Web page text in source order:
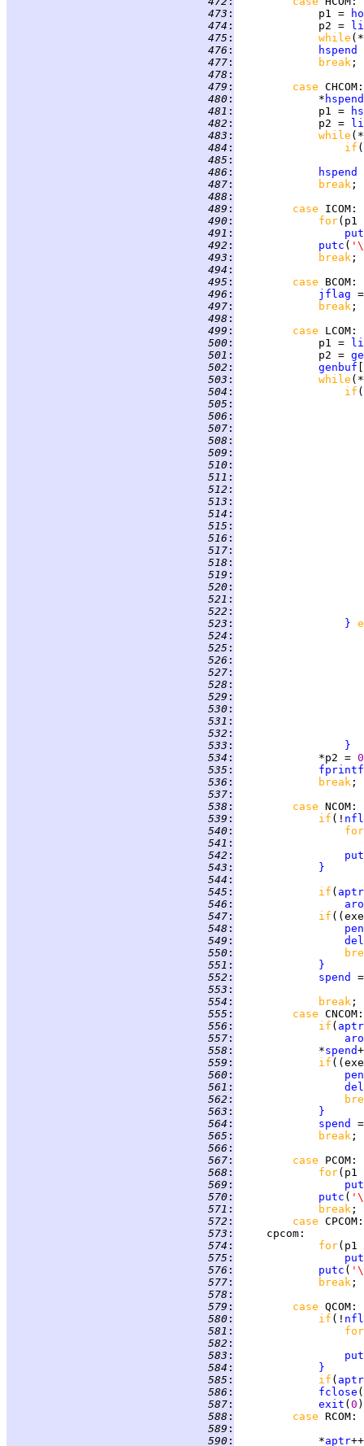
473 :
             p1 =
474 :
             p2 =
475 :
while
476 : hspend
477 : break
478 :
479 : case CHCOM
480 :
             *
hspend
481 :
             p1 =
482 :
             p2 =
483 :
while
484 : if
485 :
486 : hspend
487 : break
488 :
489 : case ICOM
490 :
for
491 :
492 : putc (
493 : break
494 :
495 : case BCOM
496 : jflag
497 : break
498 :
499 : case LCOM
500 :
             p1 =
501 :
             p2 =
502 : genbuf
503 :
while
504 : if
505 :
506 :
507 :
508 :
509 :
510 :
511 :
512 :
513 :
514 :
515 :
516 :
517 :
518 :
519 :
520 :
521 :
522 :
523 : }
524 :
525 :
526 :
527 :
528 :
529 :
530 :
531 :
532 :
533 :
}
534 :
             *p2 =
0
535 :
fprintf
536 : break
537 :
538 : case NCOM
539 : if (!
540 :
for
541 :
542 :
543 :
}
544 :
545 : if ( aptr
546 :
547 : if
548 :
549 :
550 :
551 :
}
552 :
spend
553 :
554 : break
555 : case CNCOM
556 : if ( aptr
557 :
558 :
             *
spend
559 : if
560 :
561 :
562 :
563 :
}
564 :
spend
565 : break
566 :
567 : case PCOM
568 : for
569 :
570 : putc (
571 : break
572 : case CPCOM
573 : cpcom
574 : for
575 :
576 : putc (
577 : break
578 :
579 : case QCOM
580 : if (!
581 :
for
582 :
583 :
584 :
}
585 : if ( aptr
586 : fclose (
587 : exit ( 0
588 : case RCOM
589 :
590 :
             *
aptr